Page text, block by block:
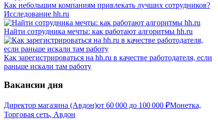
Как небольшим компаниям привлекать лучших сотрудников?
Исследование hh.ru
Найти сотрудника мечты: как работают алгоритмы hh.ru
Как зарегистрироваться на hh.ru в качестве работодателя, если
раньше искали там работу
Вакансии дня
Директор магазина (Авдон)от 60 000 до 100 000 ₽Монетка,
Торговая сеть, Авдон